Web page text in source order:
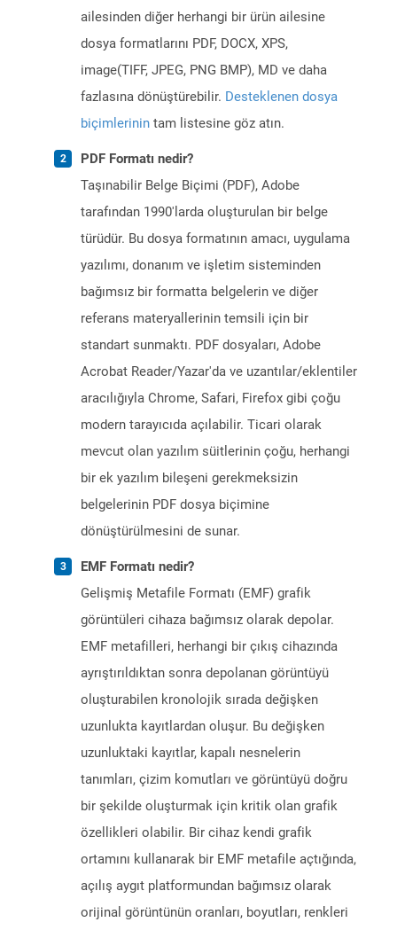
ailesinden diğer herhangi bir ürün ailesine
dosya formatlarını PDF, DOCX, XPS,
image(TIFF, JPEG, PNG BMP), MD ve daha
fazlasına dönüştürebilir. Desteklenen dosya
biçimlerinin tam listesine göz atın.
PDF Formatı nedir?
Taşınabilir Belge Biçimi (PDF), Adobe
tarafından 1990'larda oluşturulan bir belge
türüdür. Bu dosya formatının amacı, uygulama
yazılımı, donanım ve işletim sisteminden
bağımsız bir formatta belgelerin ve diğer
referans materyallerinin temsili için bir
standart sunmaktı. PDF dosyaları, Adobe
Acrobat Reader/Yazar'da ve uzantılar/eklentiler
aracılığıyla Chrome, Safari, Firefox gibi çoğu
modern tarayıcıda açılabilir. Ticari olarak
mevcut olan yazılım süitlerinin çoğu, herhangi
bir ek yazılım bileşeni gerekmeksizin
belgelerinin PDF dosya biçimine
dönüştürülmesini de sunar.
EMF Formatı nedir?
Gelişmiş Metafile Formatı (EMF) grafik
görüntüleri cihaza bağımsız olarak depolar.
EMF metafilleri, herhangi bir çıkış cihazında
ayrıştırıldıktan sonra depolanan görüntüyü
oluşturabilen kronolojik sırada değişken
uzunlukta kayıtlardan oluşur. Bu değişken
uzunluktaki kayıtlar, kapalı nesnelerin
tanımları, çizim komutları ve görüntüyü doğru
bir şekilde oluşturmak için kritik olan grafik
özellikleri olabilir. Bir cihaz kendi grafik
ortamını kullanarak bir EMF metafile açtığında,
açılış aygıt platformundan bağımsız olarak
orijinal görüntünün oranları, boyutları, renkleri